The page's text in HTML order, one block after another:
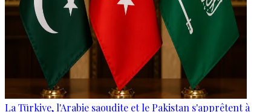
La Türkiye, l'Arabie saoudite et le Pakistan s'apprêtent à